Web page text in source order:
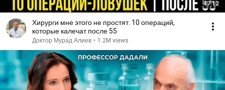
47:12
Хирурги мне этого не простят. 10 операций,
которые калечат после 55
Доктор Мурад Алиев • 1.2M views